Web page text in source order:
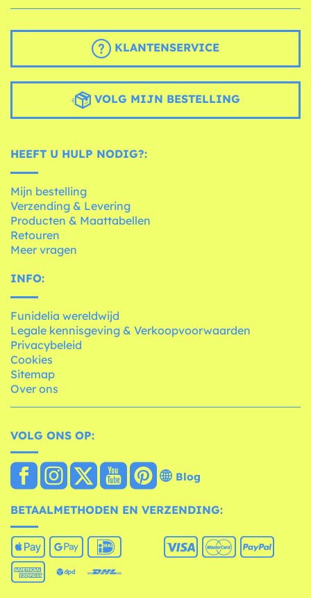
KLANTENSERVICE
VOLG MIJN BESTELLING
HEEFT U HULP NODIG?:
Mijn bestelling
Verzending & Levering
Producten & Maattabellen
Retouren
Meer vragen
INFO:
Funidelia wereldwijd
Legale kennisgeving & Verkoopvoorwaarden
Privacybeleid
Cookies
Sitemap
Over ons
VOLG ONS OP:
Blog
BETAALMETHODEN EN VERZENDING: